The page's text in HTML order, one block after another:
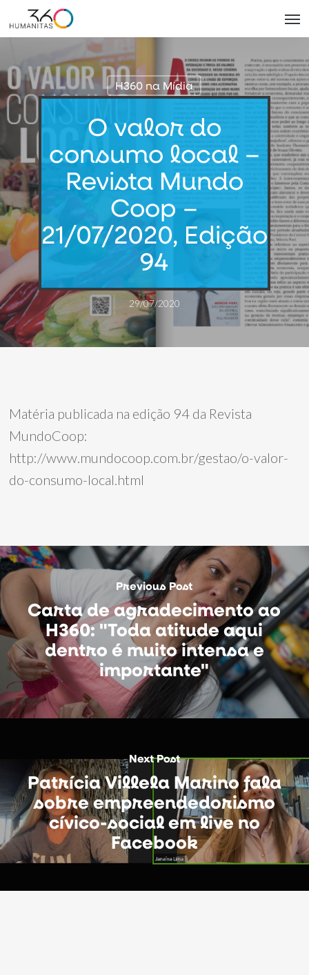
to
content
H360 na Mídia
O valor do
consumo local –
Revista Mundo
Coop –
21/07/2020, Edição
94
29/07/2020
Matéria publicada na edição 94 da Revista
MundoCoop:
http://www.mundocoop.com.br/gestao/o-valor-
do-consumo-local.html
Previous Post
Carta de agradecimento ao
H360: "Toda atitude aqui
dentro é muito intensa e
importante"
Next Post
Patrícia Villela Marino fala
sobre empreendedorismo
cívico-social em live no
Facebook